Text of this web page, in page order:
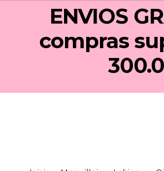
ENVIOS
compras